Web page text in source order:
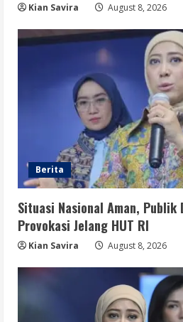
5
Dorong
Jurnalistik
August 8, 2026
Kian Savira August 8, 2026
Berita
Situasi Nasional Aman, Publik
Provokasi Jelang HUT RI
Kian Savira August 8, 2026